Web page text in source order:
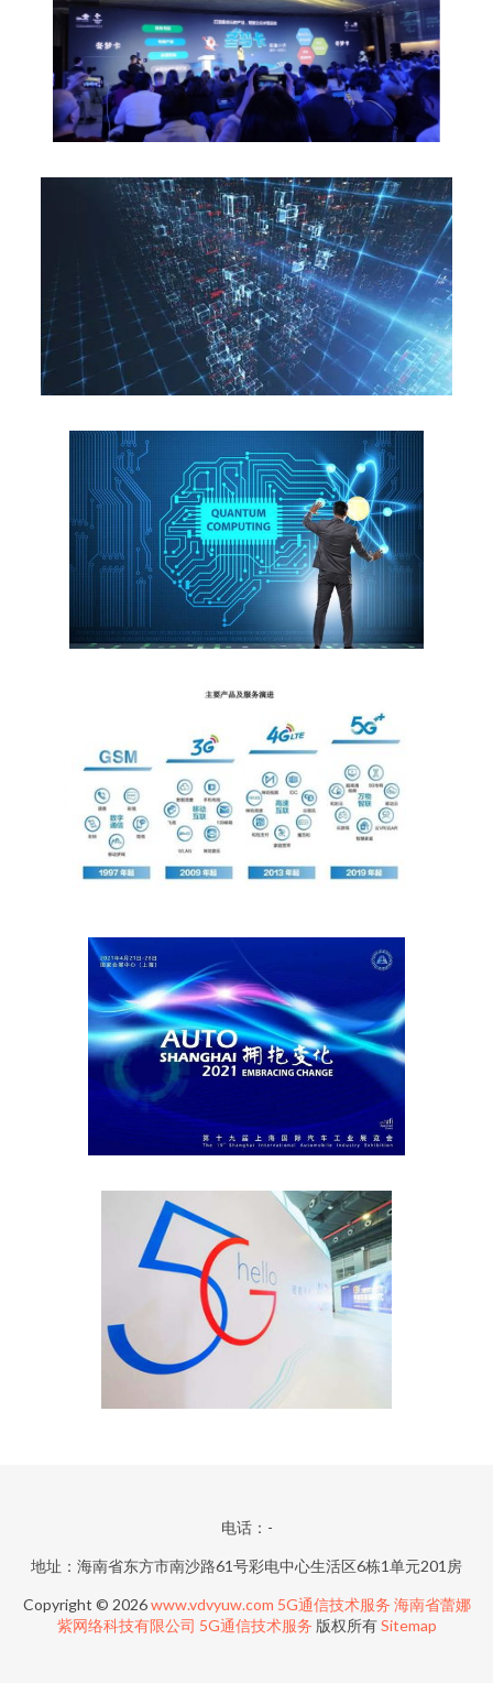
电话：-
地址：海南省东方市南沙路61号彩电中心生活区6栋1单元201房
Copyright © 2026www.vdvyuw.com 5G通信技术服务 海南省蕾娜
紫网络科技有限公司 5G通信技术服务 版权所有Sitemap